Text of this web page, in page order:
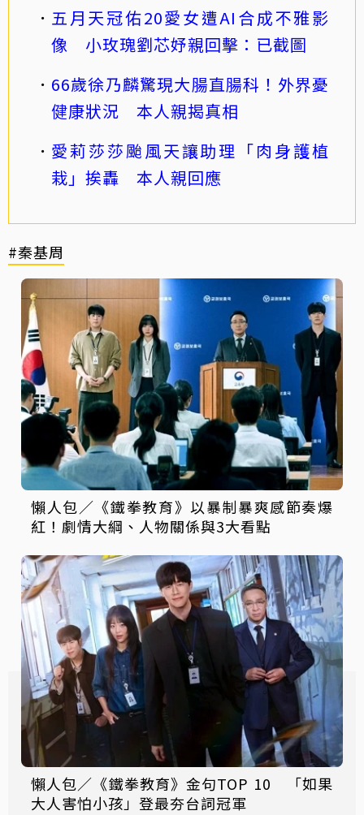
五月天冠佑20愛女遭AI合成不雅影
像 小玫瑰劉芯妤親回擊：已截圖
66歲徐乃麟驚現大腸直腸科！外界憂
健康狀況 本人親揭真相
愛莉莎莎颱風天讓助理「肉身護植
栽」挨轟 本人親回應
#秦基周
懶人包／《鐵拳教育》以暴制暴爽感節奏爆
紅！劇情大綱、人物關係與3大看點
懶人包／《鐵拳教育》金句TOP 10 「如果
大人害怕小孩」登最夯台詞冠軍